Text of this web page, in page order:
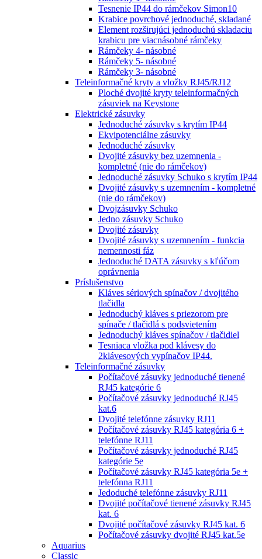
Tesnenie IP44 do rámčekov Simon10
Krabice povrchové jednoduché, skladané
Element rozširujúci jednoduchú skladaciu
krabicu pre viacnásobné rámčeky
Rámčeky 4- násobné
Rámčeky 5- násobné
Rámčeky 3- násobné
Teleinformačné kryty a vložky RJ45/RJ12
Ploché dvojité kryty teleinformačných
zásuviek na Keystone
Elektrické zásuvky
Jednoduché zásuvky s krytím IP44
Ekvipotenciálne zásuvky
Jednoduché zásuvky
Dvojité zásuvky bez uzemnenia -
kompletné (nie do rámčekov)
Jednoduché zásuvky Schuko s krytím IP44
Dvojité zásuvky s uzemnením - kompletné
(nie do rámčekov)
Dvojzásuvky Schuko
Jedno zásuvky Schuko
Dvojité zásuvky
Dvojité zásuvky s uzemnením - funkcia
nemennosti fáz
Jednoduché DATA zásuvky s kľúčom
oprávnenia
Príslušenstvo
Kláves sériových spínačov / dvojitého
tlačidla
Jednoduchý kláves s priezorom pre
spínače / tlačidlá s podsvietením
Jednoduchý kláves spínačov / tlačidiel
Tesniaca vložka pod klávesy do
2klávesových vypínačov IP44.
Teleinformačné zásuvky
Počítačové zásuvky jednoduché tienené
RJ45 kategórie 6
Počítačové zásuvky jednoduché RJ45
kat.6
Dvojité telefónne zásuvky RJ11
Počítačové zásuvky RJ45 kategória 6 +
telefónne RJ11
Počítačové zásuvky jednoduché RJ45
kategórie 5e
Počítačové zásuvky RJ45 kategória 5e +
telefónna RJ11
Jedoduché telefónne zásuvky RJ11
Dvojité počítačové tienené zásuvky RJ45
kat. 6
Dvojité počítačové zásuvky RJ45 kat. 6
Počítačové zásuvky dvojité RJ45 kat.5e
Aquarius
Classic